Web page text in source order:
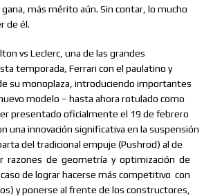
gana, más mérito aún. Sin contar, lo mucho
de él.
vs Leclerc, una de las grandes
temporada, Ferrari con el paulatino y
su monoplaza, introduciendo importantes
modelo – hasta ahora rotulado como
presentado oficialmente el 19 de febrero
una innovación significativa en la suspensión
del tradicional empuje (Pushrod) al de
razones de geometría y optimización de
de lograr hacerse más competitivo con
y ponerse al frente de los constructores,